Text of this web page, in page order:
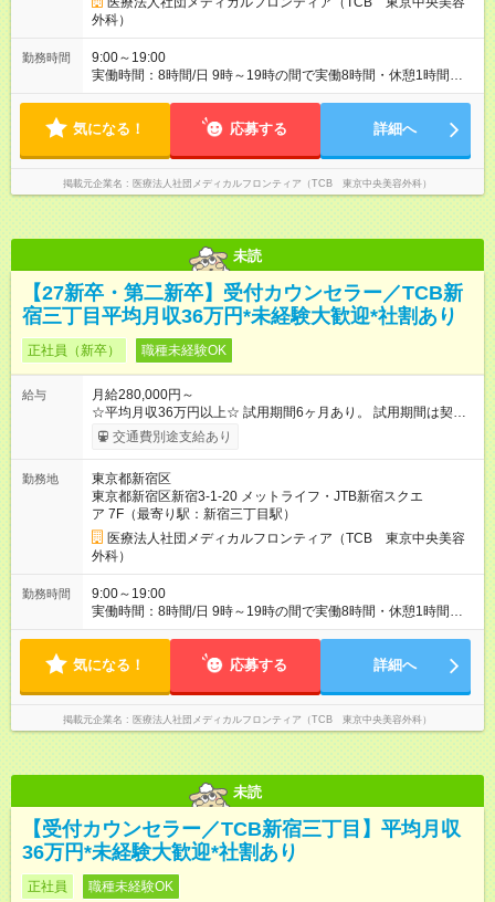
月給 260,000円以上
外科）
勤務時間
9:00～19:00
実働時間：8時間/日 9時～19時の間で実働8時間・休憩1時間
【残業ほぼ無し！】 残業月平均3.2時間のため、ほぼ毎日定時で
気になる！ 応募する 詳細へ
掲載元企業名 医療法人社団メディカルフロンティア（TCB 東京中央美容外科）
未読
【27新卒・第二新卒】受付カウンセラー／TCB新
宿三丁目平均月収36万円*未経験大歓迎*社割あり
正社員（新卒） 職種未経験OK
給与
月給280,000円～
☆平均月収36万円以上☆ 試用期間6ヶ月あり。 試用期間は契約
社員として、月給26万円となります。 ＜試用期間終了後＞ 月給
28万円+インセンティブ（平均8万円）+残業代等 ＝平均月収36
次昇給制度アリ】 年次昇給制度で毎年月給が上がっていくので
役職につかない場合でもしっかり昇給♪ 【試用期間】試用期間あ
り 試用期間の長さ：6ヶ月 ※ 雇用形態と給与に、本採用時と異
なる部分があります。 雇用形態：新卒採用（契約社員） 給与：
月給 260,000円以上
交通費別途支給あり
勤務地
東京都新宿区
東京都新宿区新宿3-1-20 メットライフ・JTB新宿スクエ
ア 7F（最寄り駅：新宿三丁目駅）
医療法人社団メディカルフロンティア（TCB 東京中央美容
外科）
勤務時間
9:00～19:00
実働時間：8時間/日 9時～19時の間で実働8時間・休憩1時間
【残業ほぼ無し！】 残業月平均3.2時間のため、ほぼ毎日定時で
気になる！ 応募する 詳細へ
掲載元企業名 医療法人社団メディカルフロンティア（TCB 東京中央美容外科）
未読
【受付カウンセラー／TCB新宿三丁目】平均月収
36万円*未経験大歓迎*社割あり
正社員 職種未経験OK